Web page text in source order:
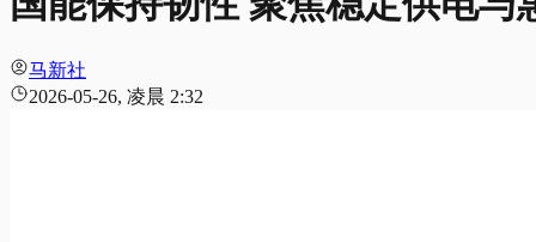
马新社
2026-05-26, 凌晨 2:32